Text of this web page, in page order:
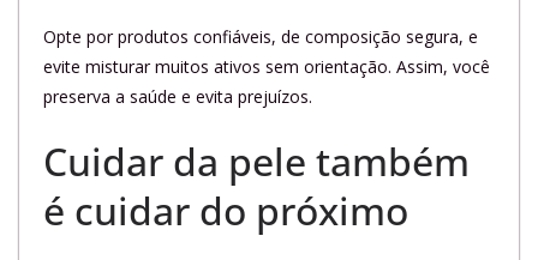
Opte por produtos confiáveis, de composição segura, e
evite misturar muitos ativos sem orientação. Assim, você
preserva a saúde e evita prejuízos.
Cuidar da pele também
é cuidar do próximo